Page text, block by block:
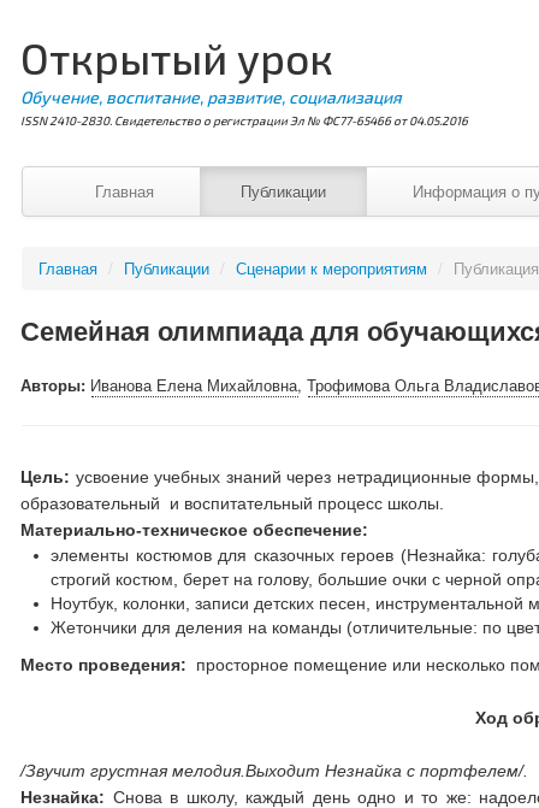
Открытый урок
Обучение, воспитание, развитие, социализация
ISSN 2410-2830. Свидетельство о регистрации Эл № ФС77-65466 от 04.05.2016
Главная Публикации Информация о
Главная / Публикации / Сценарии к мероприятиям /
Семейная олимпиада для
Авторы: Иванова Елена Михайловна,Трофимова Ольга
Цель: усвоение учебных знаний через нетрадиционные
образовательный и воспитательный процесс школы.
Материально-техническое обеспечение:
элементы костюмов для сказочных героев (Незнайка:
строгий костюм, берет на голову, большие очки с черной
Ноутбук, колонки, записи детских песен, инструментальной
Жетончики для деления на команды (отличительные: по
Место проведения: просторное помещение или несколько
Ход
/Звучит грустная мелодия.Выходит Незнайка с портфелем/.
Незнайка: Снова в школу, каждый день одно и то же: